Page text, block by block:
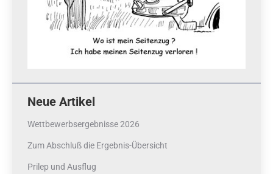
Neue Artikel
Wettbewerbsergebnisse 2026
Zum Abschluß die Ergebnis-Übersicht
Prilep und Ausflug